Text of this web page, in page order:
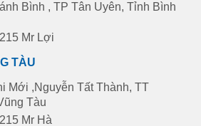
Bình , TP Tân Uyên, Tỉnh Bình
Mr Lợi
TÀU
Mới ,Nguyễn Tất Thành, TT
Tàu
Mr Hà